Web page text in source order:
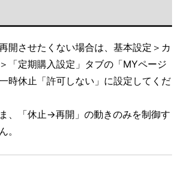
開させたくない場合は、基本設定＞カ
「定期購入設定」タブの「MYページ
時休止「許可しない」に設定してくだ
、「休止→再開」の動きのみを制御す
。